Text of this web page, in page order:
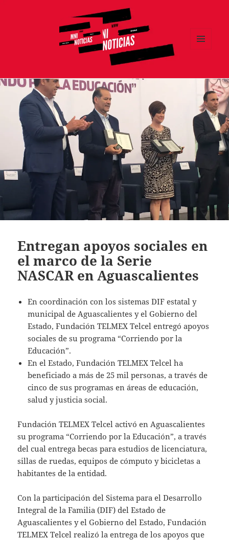
Entregan apoyos sociales en
el marco de la Serie
NASCAR en Aguascalientes
En coordinación con los sistemas DIF estatal y
municipal de Aguascalientes y el Gobierno del
Estado, Fundación TELMEX Telcel entregó apoyos
sociales de su programa “Corriendo por la
Educación”.
En el Estado, Fundación TELMEX Telcel ha
beneficiado a más de 25 mil personas, a través de
cinco de sus programas en áreas de educación,
salud y justicia social.
Fundación TELMEX Telcel activó en Aguascalientes
su programa “Corriendo por la Educación”, a través
del cual entrega becas para estudios de licenciatura,
sillas de ruedas, equipos de cómputo y bicicletas a
habitantes de la entidad.
Con la participación del Sistema para el Desarrollo
Integral de la Familia (DIF) del Estado de
Aguascalientes y el Gobierno del Estado, Fundación
TELMEX Telcel realizó la entrega de los apoyos que